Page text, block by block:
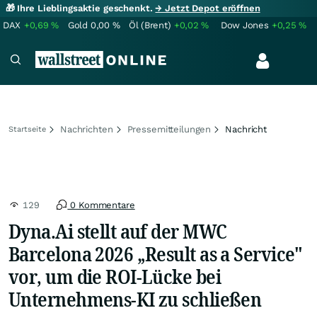
🎁 Ihre Lieblingsaktie geschenkt.→ Jetzt Depot eröffnen
DAX +0,69% Gold 0,00 % Öl (Brent) +0,02% Dow Jones +0,25%
Startseite Nachrichten Pressemitteilungen Nachricht
129 0 Kommentare
Dyna.Ai stellt auf der MWC
Barcelona 2026 „Result as a Service"
vor, um die ROI-Lücke bei
Unternehmens-KI zu schließen